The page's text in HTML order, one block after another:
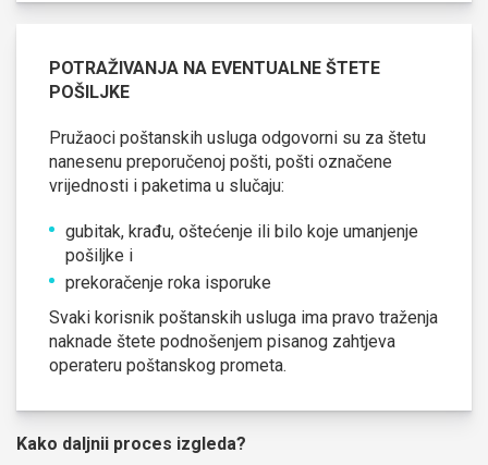
POTRAŽIVANJA NA EVENTUALNE ŠTETE
POŠILJKE
Pružaoci poštanskih usluga odgovorni su za štetu
nanesenu preporučenoj pošti, pošti označene
vrijednosti i paketima u slučaju:
gubitak, krađu, oštećenje ili bilo koje umanjenje
pošiljke i
prekoračenje roka isporuke
Svaki korisnik poštanskih usluga ima pravo traženja
naknade štete podnošenjem pisanog zahtjeva
operateru poštanskog prometa.
Kako daljnii proces izgleda?